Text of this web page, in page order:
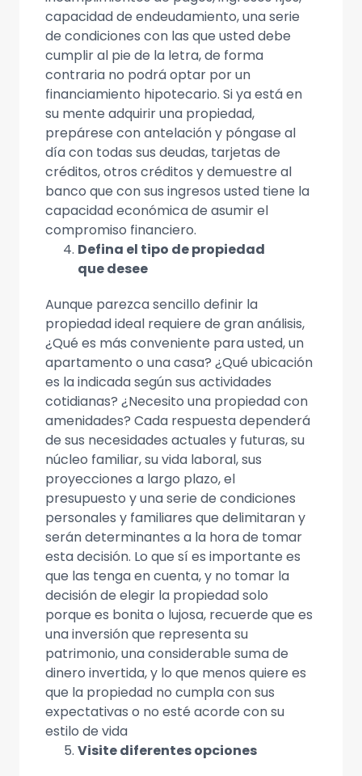
capacidad de endeudamiento, una serie
de condiciones con las que usted debe
cumplir al pie de la letra, de forma
contraria no podrá optar por un
financiamiento hipotecario. Si ya está en
su mente adquirir una propiedad,
prepárese con antelación y póngase al
día con todas sus deudas, tarjetas de
créditos, otros créditos y demuestre al
banco que con sus ingresos usted tiene la
capacidad económica de asumir el
compromiso financiero.
Defina el tipo de propiedad
que desee
Aunque parezca sencillo definir la
propiedad ideal requiere de gran análisis,
¿Qué es más conveniente para usted, un
apartamento o una casa? ¿Qué ubicación
es la indicada según sus actividades
cotidianas? ¿Necesito una propiedad con
amenidades? Cada respuesta dependerá
de sus necesidades actuales y futuras, su
núcleo familiar, su vida laboral, sus
proyecciones a largo plazo, el
presupuesto y una serie de condiciones
personales y familiares que delimitaran y
serán determinantes a la hora de tomar
esta decisión. Lo que sí es importante es
que las tenga en cuenta, y no tomar la
decisión de elegir la propiedad solo
porque es bonita o lujosa, recuerde que es
una inversión que representa su
patrimonio, una considerable suma de
dinero invertida, y lo que menos quiere es
que la propiedad no cumpla con sus
expectativas o no esté acorde con su
estilo de vida
Visite diferentes opciones